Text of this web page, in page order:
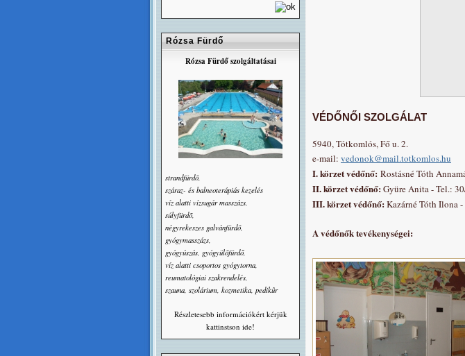
VÉDŐNŐI SZOLGÁLAT
5940, Tótkomlós, Fő u. 2.
e-mail: vedonok@mail.totkomlos.hu
I. körzet védőnő: Rostásné Tóth
II. körzet védőnő: Gyüre Anita - Tel.:
III. körzet védőnő: Kazárné Tóth Ilona
A védőnők tevékenységei:
Rózsa Fürdő
Rózsa Fürdő szolgáltatásai
strandfürdõ,
száraz- és balneoterápiás kezelés
víz alatti vízsugár masszázs,
súlyfürdõ,
négyrekeszes galvánfürdõ,
gyógymasszázs,
gyógyúszás, gyógyülõfürdő,
víz alatti csoportos gyógytorna,
reumatológiai szakrendelés,
szauna, szolárium, kozmetika, pedikûr
Részletesebb információkért kérjük
kattinstson ide!